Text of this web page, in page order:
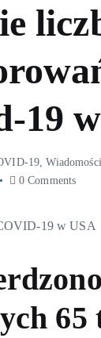
19
19,
0 Comments
65